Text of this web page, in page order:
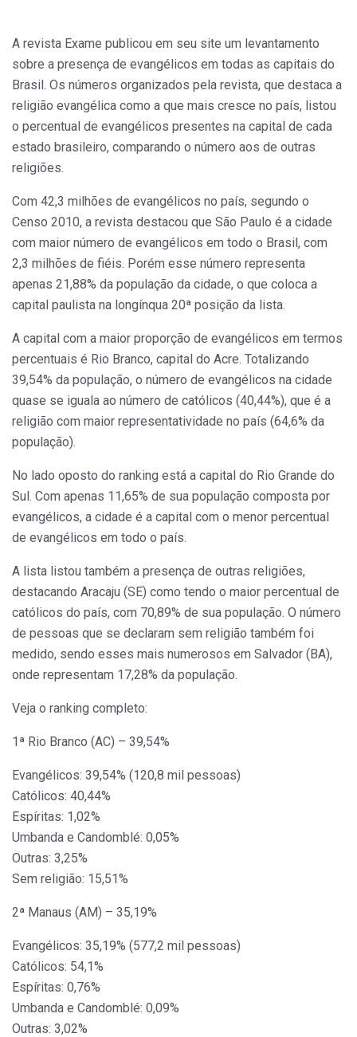
A revista Exame publicou em seu site um levantamento
sobre a presença de evangélicos em todas as capitais do
Brasil. Os números organizados pela revista, que destaca a
religião evangélica como a que mais cresce no país, listou
o percentual de evangélicos presentes na capital de cada
estado brasileiro, comparando o número aos de outras
religiões.
Com 42,3 milhões de evangélicos no país, segundo o
Censo 2010, a revista destacou que São Paulo é a cidade
com maior número de evangélicos em todo o Brasil, com
2,3 milhões de fiéis. Porém esse número representa
apenas 21,88% da população da cidade, o que coloca a
capital paulista na longínqua 20ª posição da lista.
A capital com a maior proporção de evangélicos em termos
percentuais é Rio Branco, capital do Acre. Totalizando
39,54% da população, o número de evangélicos na cidade
quase se iguala ao número de católicos (40,44%), que é a
religião com maior representatividade no país (64,6% da
população).
No lado oposto do ranking está a capital do Rio Grande do
Sul. Com apenas 11,65% de sua população composta por
evangélicos, a cidade é a capital com o menor percentual
de evangélicos em todo o país.
A lista listou também a presença de outras religiões,
destacando Aracaju (SE) como tendo o maior percentual de
católicos do país, com 70,89% de sua população. O número
de pessoas que se declaram sem religião também foi
medido, sendo esses mais numerosos em Salvador (BA),
onde representam 17,28% da população.
Veja o ranking completo:
1ª Rio Branco (AC) – 39,54%
Evangélicos: 39,54% (120,8 mil pessoas)
Católicos: 40,44%
Espíritas: 1,02%
Umbanda e Candomblé: 0,05%
Outras: 3,25%
Sem religião: 15,51%
2ª Manaus (AM) – 35,19%
Evangélicos: 35,19% (577,2 mil pessoas)
Católicos: 54,1%
Espíritas: 0,76%
Umbanda e Candomblé: 0,09%
Outras: 3,02%